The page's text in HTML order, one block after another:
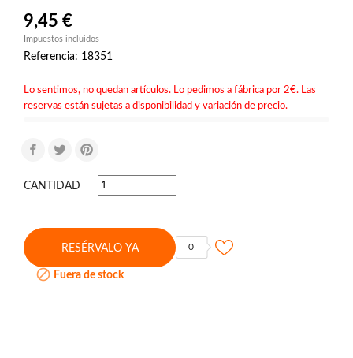
9,45 €
Impuestos incluidos
Referencia: 18351
Lo sentimos, no quedan artículos. Lo pedimos a fábrica por 2€. Las
reservas están sujetas a disponibilidad y variación de precio.
CANTIDAD
RESÉRVALO YA 0
 Fuera de stock